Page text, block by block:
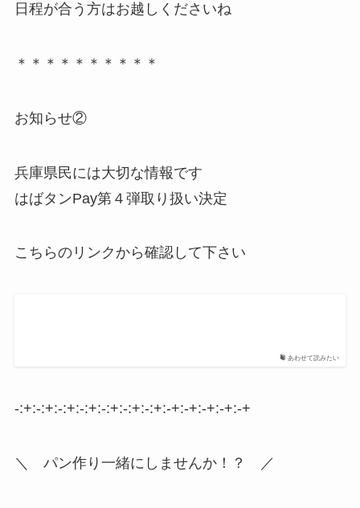
日程が合う方はお越しくださいね
＊＊＊＊＊＊＊＊＊＊
お知らせ②
兵庫県民には大切な情報です
はばタンPay第４弾取り扱い決定
こちらのリンクから確認して下さい
あわせて読みたい
-:+:-:+:-:+:-:+:-:+:-:+:-:+:-+:-+:-+:-+:-+
＼ パン作り一緒にしませんか！？ ／